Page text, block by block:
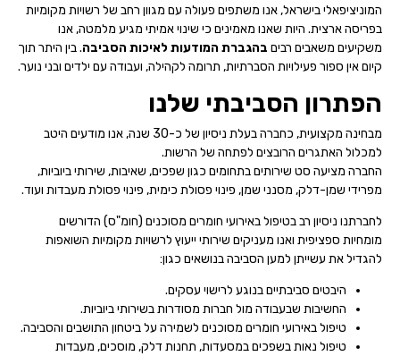
המוניציפאלי בישראל, אנו משתפים פעולה עם מגוון רחב של רשויות מקומיות
בפריסה ארצית. היות שאנו מאמינים כי שינוי אמיתי מגיע מלמטה, אנו
משקיעים משאבים רבים בהגברת המודעות לאיכות הסביבה. בין היתר תוך
קיום אין ספור פעילויות הסברתיות, תרומה לקהילה, ועבודה עם ילדים ובני נוער.
הפתרון הסביבתי שלנו
מבחינה מקצועית, כחברה בעלת ניסיון של כ-30 שנה, אנו מודעים היטב
למכלול האתגרים הרובצים לפתחה של הרשות.
החברה מציעה סט שירותים בתחומים כגון שפכים, שאיבות, שירותי ביוביות,
מפרידי שמן-דלק, מסנני שמן, פינוי פסולת כימית, פינוי פסולת מעבדות ועוד.
לחברתנו ניסיון רב בטיפול באירועי חומרים מסוכנים (חומ"ס) הדורשים
מומחיות ספציפית ואנו מעניקים שירותי ייעוץ לרשויות מקומיות השואפות
להגדיל את עשייתן למען הסביבה בנושאים כגון:
היבטים סביבתיים בנוגע לרישוי עסקים.
החשיבות שבעבודה מול חברות מסודרות בשירותי ביוביות.
טיפול באירועי חומרים מסוכנים לשמירה על ביטחון התושבים והסביבה.
טיפול נאות בשפכים במסעדות, תחנות דלק, מוסכים, מעבדות